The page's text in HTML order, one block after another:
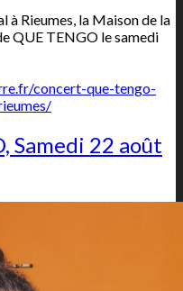
à Rieumes, la Maison de la
QUE TENGO le samedi
concert-que-tengo-
Samedi 22 août